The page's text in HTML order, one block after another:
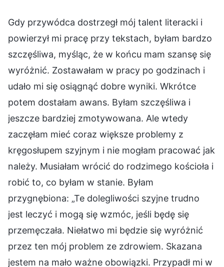
Gdy przywódca dostrzegł mój talent literacki i
powierzył mi pracę przy tekstach, byłam bardzo
szczęśliwa, myśląc, że w końcu mam szansę się
wyróżnić. Zostawałam w pracy po godzinach i
udało mi się osiągnąć dobre wyniki. Wkrótce
potem dostałam awans. Byłam szczęśliwa i
jeszcze bardziej zmotywowana. Ale wtedy
zaczęłam mieć coraz większe problemy z
kręgosłupem szyjnym i nie mogłam pracować jak
należy. Musiałam wrócić do rodzimego kościoła i
robić to, co byłam w stanie. Byłam
przygnębiona: „Te dolegliwości szyjne trudno
jest leczyć i mogą się wzmóc, jeśli będę się
przemęczała. Niełatwo mi będzie się wyróżnić
przez ten mój problem ze zdrowiem. Skazana
jestem na mało ważne obowiązki. Przypadł mi w